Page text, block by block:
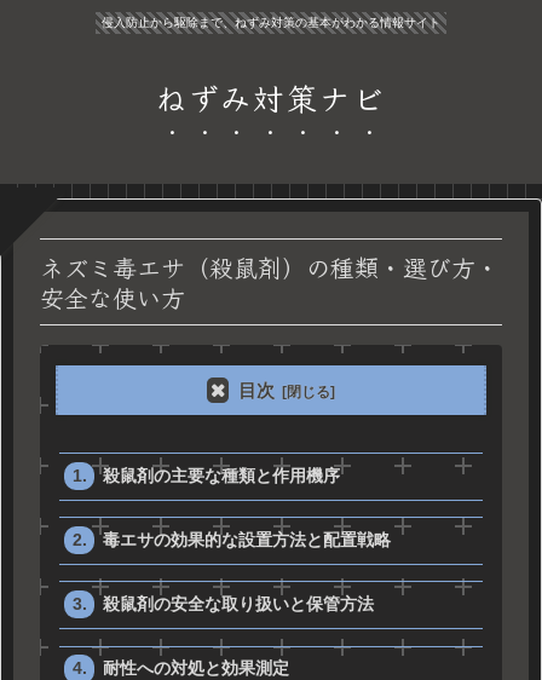
侵入防止から駆除まで、ねずみ対策の基本がわかる情報サイト
ねずみ対策ナビ
ネズミ毒エサ（殺鼠剤）の種類・選び方・
安全な使い方
目次
殺鼠剤の主要な種類と作用機序
毒エサの効果的な設置方法と配置戦略
殺鼠剤の安全な取り扱いと保管方法
耐性への対処と効果測定